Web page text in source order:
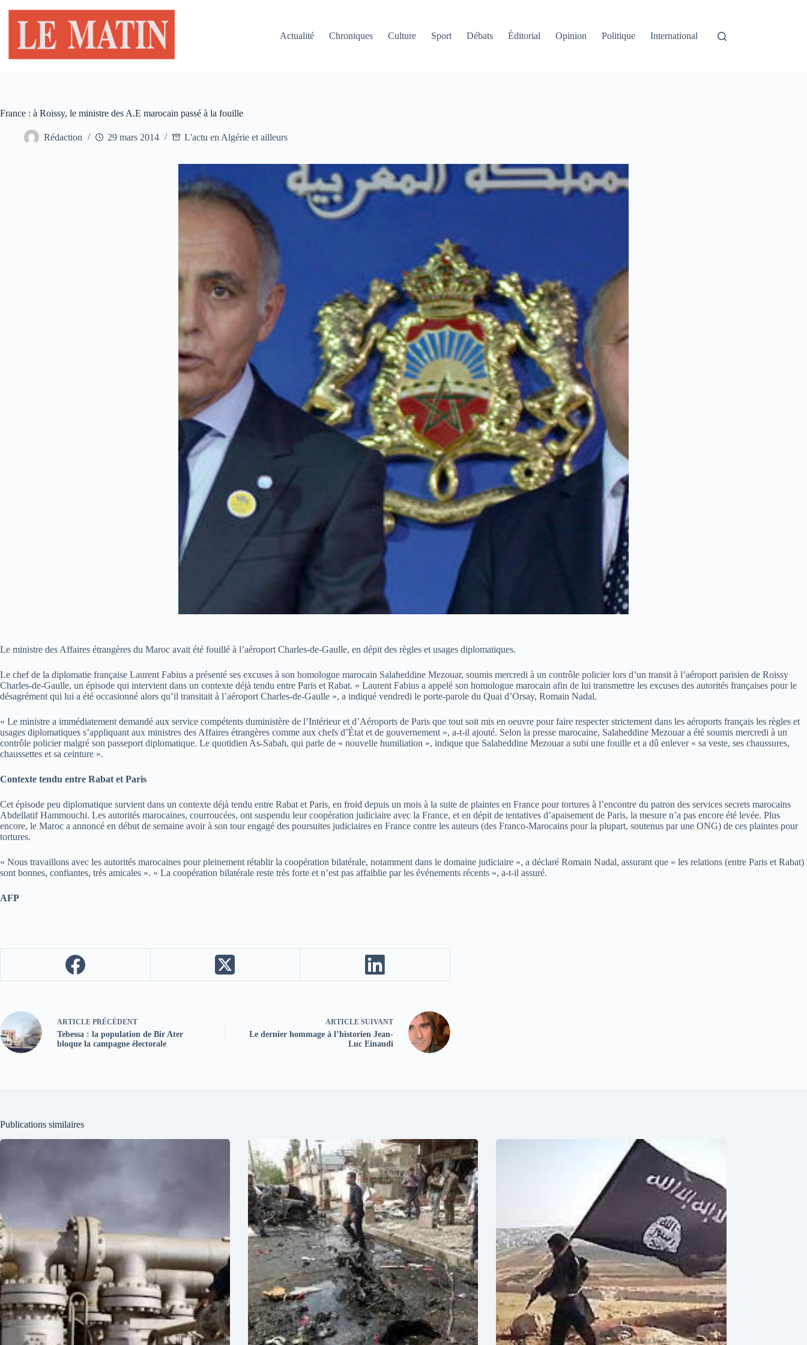
contenu
Actualité
Chroniques Culture Sport Débats Éditorial Opinion Politique International
France : à Roissy, le ministre des A.E marocain passé à la fouille
Rédaction 29 mars 2014 L'actu en Algérie et ailleurs
Le ministre des Affaires étrangères du Maroc avait été fouillé à l’aéroport Charles-de-Gaulle, en dépit des règles et usages diplomatiques.
Le chef de la diplomatie française Laurent Fabius a présenté ses excuses à son homologue marocain Salaheddine Mezouar, soumis mercredi à un contrôle policier lors d’un transit à l’aéroport parisien de Roissy
Charles-de-Gaulle, un épisode qui intervient dans un contexte déjà tendu entre Paris et Rabat. « Laurent Fabius a appelé son homologue marocain afin de lui transmettre les excuses des autorités françaises pour le
désagrément qui lui a été occasionné alors qu’il transitait à l’aéroport Charles-de-Gaulle », a indiqué vendredi le porte-parole du Quai d’Orsay, Romain Nadal.
« Le ministre a immédiatement demandé aux service compétents duministère de l’Intérieur et d’Aéroports de Paris que tout soit mis en oeuvre pour faire respecter strictement dans les aéroports français les règles et
usages diplomatiques s’appliquant aux ministres des Affaires étrangères comme aux chefs d’État et de gouvernement », a-t-il ajouté. Selon la presse marocaine, Salaheddine Mezouar a été soumis mercredi à un
contrôle policier malgré son passeport diplomatique. Le quotidien As-Sabah, qui parle de « nouvelle humiliation », indique que Salaheddine Mezouar a subi une fouille et a dû enlever « sa veste, ses chaussures,
chaussettes et sa ceinture ».
Contexte tendu entre Rabat et Paris
Cet épisode peu diplomatique survient dans un contexte déjà tendu entre Rabat et Paris, en froid depuis un mois à la suite de plaintes en France pour tortures à l’encontre du patron des services secrets marocains
Abdellatif Hammouchi. Les autorités marocaines, courroucées, ont suspendu leur coopération judiciaire avec la France, et en dépit de tentatives d’apaisement de Paris, la mesure n’a pas encore été levée. Plus
encore, le Maroc a annoncé en début de semaine avoir à son tour engagé des poursuites judiciaires en France contre les auteurs (des Franco-Marocains pour la plupart, soutenus par une ONG) de ces plaintes pour
tortures.
« Nous travaillons avec les autorités marocaines pour pleinement rétablir la coopération bilatérale, notamment dans le domaine judiciaire », a déclaré Romain Nadal, assurant que « les relations (entre Paris et Rabat)
sont bonnes, confiantes, très amicales ». « La coopération bilatérale reste très forte et n’est pas affaiblie par les événements récents », a-t-il assuré.
AFP
ARTICLE PRÉCÉDENT
Tebessa : la population de Bir Ater
bloque la campagne électorale
ARTICLE SUIVANT
Le dernier hommage à l’historien Jean-
Luc Einaudi
Publications similaires